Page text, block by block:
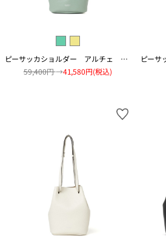
ピーサッカショルダー アルチェ アコピアート
59,400円→41,580円(税込)